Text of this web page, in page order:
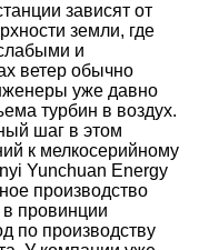
зависят от
земли, где
и
ветер обычно
уже давно
турбин в воздух.
шаг в этом
к мелкосерийному
Yunchuan Energy
производство
провинции
по производству